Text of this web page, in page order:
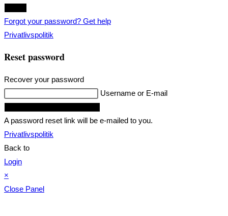
Forgot your password? Get help
Privatlivspolitik
Reset password
Recover your password
Username or E-mail
A password reset link will be e-mailed to you.
Privatlivspolitik
Back to
Login
×
Close Panel